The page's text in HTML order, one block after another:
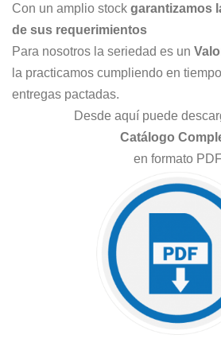
Con un amplio stock garantizamos
de sus requerimientos
Para nosotros la seriedad es un
la practicamos cumpliendo en
entregas pactadas.
Desde aquí puede
Catálogo
en formato PDF